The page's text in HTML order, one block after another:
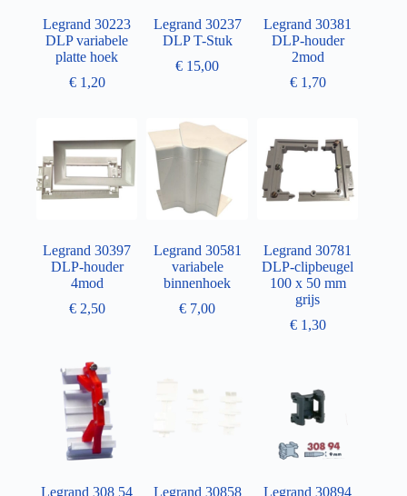
Legrand 30223
DLP variabele
platte hoek
€1,20
Legrand 30237
DLP T-Stuk
€ 15,00
Legrand 30381
DLP-houder
2mod
€1,70
Legrand 30397
DLP-houder
4mod
€2,50
Legrand 30581
variabele
binnenhoek
€ 7,00
Legrand 30781
DLP-clipbeugel
100 x 50 mm
grijs
€1,30
Legrand 308 54
Legrand 30858
Legrand 30894